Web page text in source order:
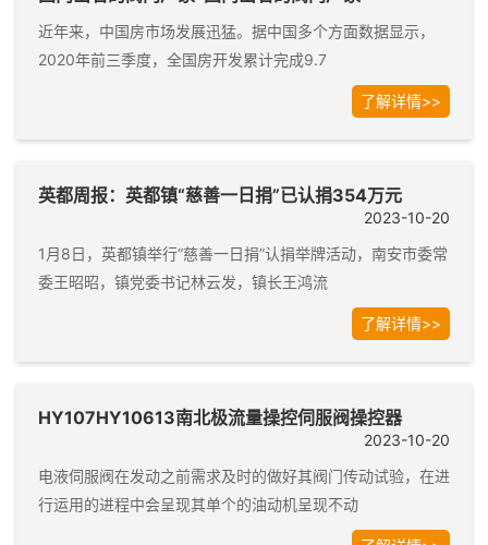
近年来，中国房市场发展迅猛。据中国多个方面数据显示，
2020年前三季度，全国房开发累计完成9.7
了解详情>>
英都周报：英都镇“慈善一日捐”已认捐354万元
2023-10-20
1月8日，英都镇举行“慈善一日捐”认捐举牌活动，南安市委常
委王昭昭，镇党委书记林云发，镇长王鸿流
了解详情>>
HY107HY10613南北极流量操控伺服阀操控器
2023-10-20
电液伺服阀在发动之前需求及时的做好其阀门传动试验，在进
行运用的进程中会呈现其单个的油动机呈现不动